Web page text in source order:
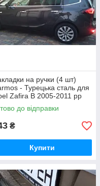
на ручки (4 шт)
- Турецька сталь для
Zafira B 2005-2011 рр
до відправки
₴
Купити